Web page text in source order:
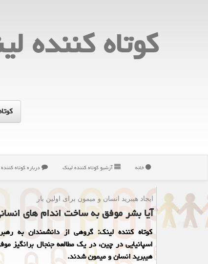
كوتاه كننده
خانه آرشیو كوتاه كننده لینك درباره كوتاه
ایجاد هیبرید انسان و میمون برای اولین بار
آیا بشر موفق به ساخت اندام های
كوتاه كننده لینك: گروهی از دانشمندان به
اسپانیایی در چین، در یك مطالعه جنجال برانگیز
هیبرید انسان و میمون شدند.